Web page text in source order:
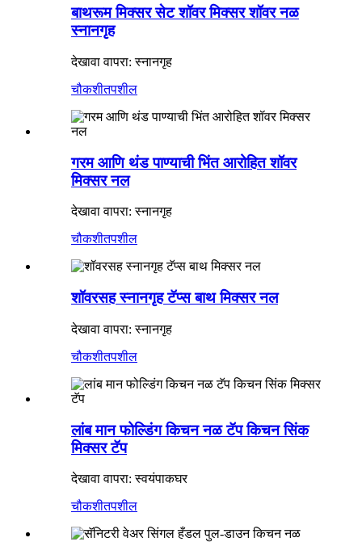
बाथरूम मिक्सर सेट शॉवर मिक्सर शॉवर नळ
स्नानगृह
देखावा वापरा: स्नानगृह
चौकशीतपशील
गरम आणि थंड पाण्याची भिंत आरोहित शॉवर
मिक्सर नल
देखावा वापरा: स्नानगृह
चौकशीतपशील
शॉवरसह स्नानगृह टॅप्स बाथ मिक्सर नल
देखावा वापरा: स्नानगृह
चौकशीतपशील
लांब मान फोल्डिंग किचन नळ टॅप किचन सिंक
मिक्सर टॅप
देखावा वापरा: स्वयंपाकघर
चौकशीतपशील